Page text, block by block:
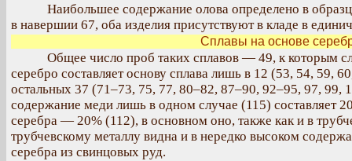
Наибольшее содержание олова определено в
в навершии 67, оба изделия присутствуют в кладе в
Сплавы на основе
Общее число проб таких сплавов — 49, к которым
серебро составляет основу сплава лишь в 12 (53, 54, 59,
остальных 37 (71–73, 75, 77, 80–82, 87–90, 92–95, 97,
содержание меди лишь в одном случае (115) составляет
серебра — 20% (112), в основном оно, также как и в
трубчевскому металлу видна и в нередко высоком
серебра из свинцовых руд.